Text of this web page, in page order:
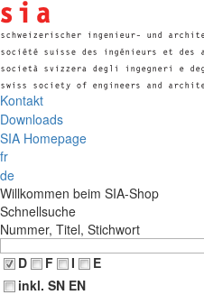
Kontakt
Downloads
SIA Homepage
fr
de
Willkommen beim SIA-Shop
Schnellsuche
Nummer, Titel, Stichwort
D
F I
E
inkl. SN EN